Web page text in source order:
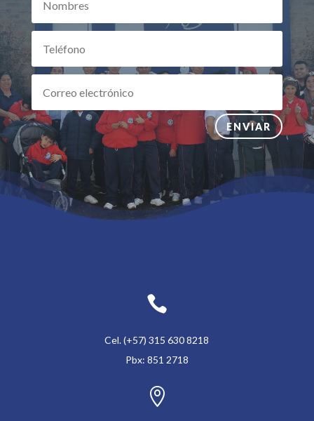
ENVIAR

Cel. (+57) 315 630 8218
Pbx: 851 2718
